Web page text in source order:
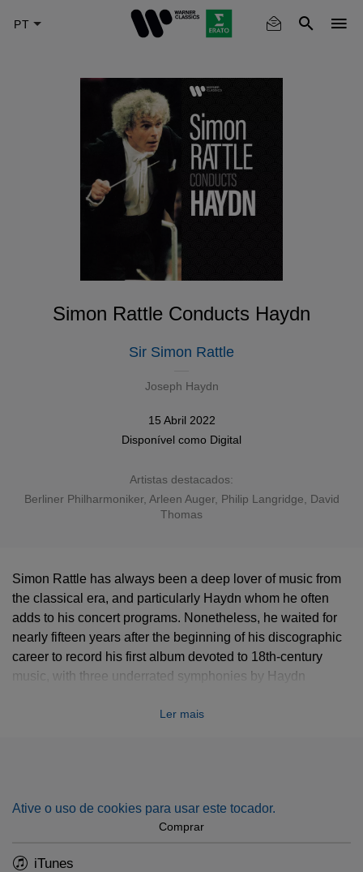
Simon Rattle Conducts Haydn
Sir Simon Rattle
Joseph Haydn
15 Abril 2022
Disponível como Digital
Artistas destacados:
Berliner Philharmoniker, Arleen Auger, Philip Langridge
David
Thomas
Simon Rattle has always been a deep lover of music from
the classical era, and particularly Haydn whom he often
adds to his concert programs. Nonetheless, he waited for
nearly fifteen years after the beginning of his discographic
career to record his first album devoted to 18th-century
music, with three underrated symphonies by Haydn
Philosopher
Ler mais
Ative o uso de cookies para usar este tocador.
Comprar
iTunes